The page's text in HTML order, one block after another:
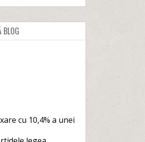
BLOG
cu 10,4% a unei